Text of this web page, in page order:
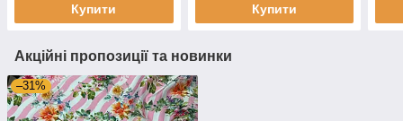
Купити Купити
Акційні пропозиції та новинки
–31%